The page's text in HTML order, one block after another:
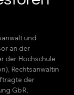
und
an der
der Hochschule
Rechtsanwältin
der
GbR,